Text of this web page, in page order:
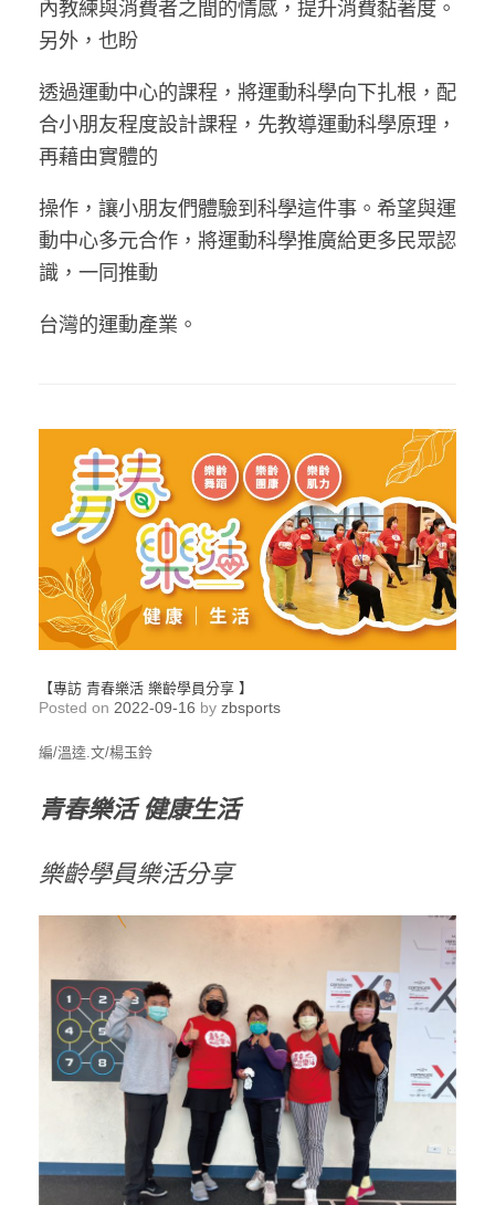
內教練與消費者之間的情感，提升消費黏著度。
另外，也盼
透過運動中心的課程，將運動科學向下扎根，配
合小朋友程度設計課程，先教導運動科學原理，
再藉由實體的
操作，讓小朋友們體驗到科學這件事。希望與運
動中心多元合作，將運動科學推廣給更多民眾認
識，一同推動
台灣的運動產業。
【專訪 青春樂活 樂齡學員分享 】
Posted on 2022-09-16 by zbsports
編/溫逵.文/楊玉鈴
青春樂活 健康生活
樂齡學員樂活分享